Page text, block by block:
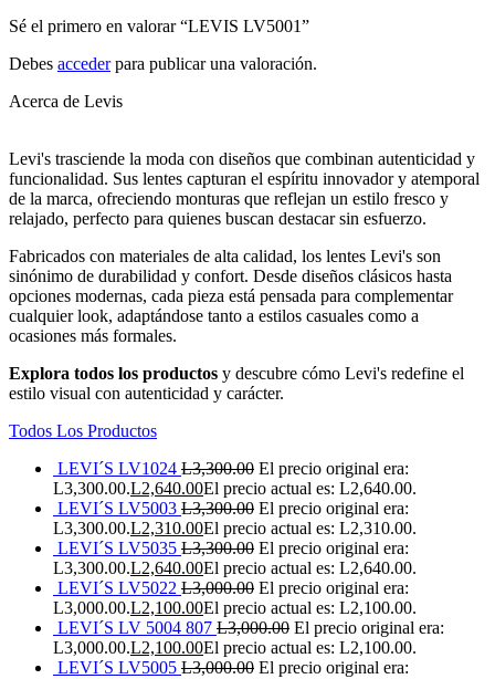
Sé el primero en valorar “LEVIS LV5001”
Debes accederpara publicar una valoración.
Acerca de Levis
Levi's trasciende la moda con diseños que combinan autenticidad y
funcionalidad. Sus lentes capturan el espíritu innovador y atemporal
de la marca, ofreciendo monturas que reflejan un estilo fresco y
relajado, perfecto para quienes buscan destacar sin esfuerzo.
Fabricados con materiales de alta calidad, los lentes Levi's son
sinónimo de durabilidad y confort. Desde diseños clásicos hasta
opciones modernas, cada pieza está pensada para complementar
cualquier look, adaptándose tanto a estilos casuales como a
ocasiones más formales.
Explora todos los productos y descubre cómo Levi's redefine el
estilo visual con autenticidad y carácter.
Todos Los Productos
LEVI´S LV1024 L3,300.00 El precio original era:
L3,300.00.L2,640.00El precio actual es: L2,640.00.
LEVI´S LV5003 L3,300.00 El precio original era:
L3,300.00.L2,310.00El precio actual es: L2,310.00.
LEVI´S LV5035 L3,300.00 El precio original era:
L3,300.00.L2,640.00El precio actual es: L2,640.00.
LEVI´S LV5022 L3,000.00 El precio original era:
L3,000.00.L2,100.00El precio actual es: L2,100.00.
LEVI´S LV 5004 807 L3,000.00 El precio original era:
L3,000.00.L2,100.00El precio actual es: L2,100.00.
LEVI´S LV5005 L3,000.00 El precio original era: